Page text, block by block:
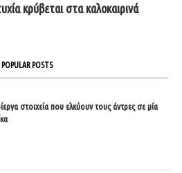
κρύβεται στα καλοκαιρινά
POPULAR POSTS
στοιχεία που ελκύουν τους άντρες σε μία